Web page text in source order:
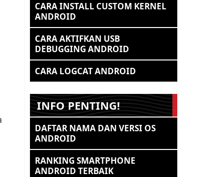
CARA INSTALL CUSTOM KERNEL
ANDROID
CARA AKTIFKAN USB
DEBUGGING ANDROID
CARA LOGCAT ANDROID
INFO PENTING!
DAFTAR NAMA DAN VERSI OS
ANDROID
RANKING SMARTPHONE
ANDROID TERBAIK